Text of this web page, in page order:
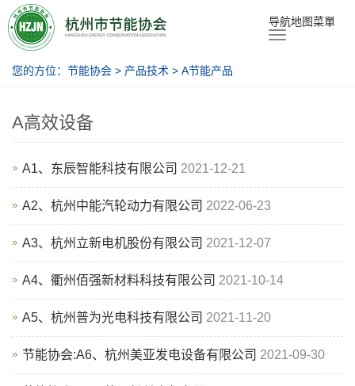
节能协会 导航地图菜單
您的方位： 节能协会 > 产品技术 > A节能产品
A高效设备
A1、东辰智能科技有限公司 2021-12-21
A2、杭州中能汽轮动力有限公司 2022-06-23
A3、杭州立新电机股份有限公司 2021-12-07
A4、衢州佰强新材料科技有限公司 2021-10-14
A5、杭州普为光电科技有限公司 2021-11-20
节能协会:A6、杭州美亚发电设备有限公司 2021-09-30